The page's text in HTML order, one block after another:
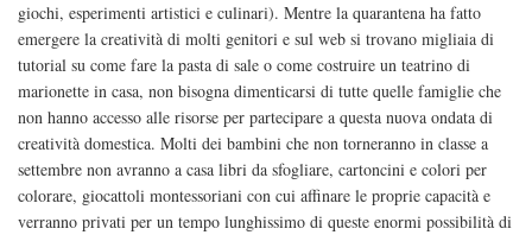
giochi, esperimenti artistici e culinari). Mentre la quarantena ha fatto
emergere la creatività di molti genitori e sul web si trovano migliaia di
tutorial su come fare la pasta di sale o come costruire un teatrino di
marionette in casa, non bisogna dimenticarsi di tutte quelle famiglie che
non hanno accesso alle risorse per partecipare a questa nuova ondata di
creatività domestica. Molti dei bambini che non torneranno in classe a
settembre non avranno a casa libri da sfogliare, cartoncini e colori per
colorare, giocattoli montessoriani con cui affinare le proprie capacità e
verranno privati per un tempo lunghissimo di queste enormi possibilità di